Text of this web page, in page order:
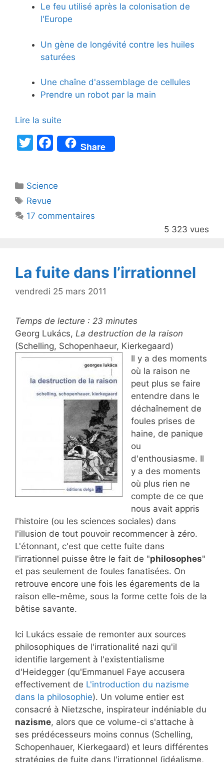
Le feu utilisé après la colonisation de
l'Europe
Un gène de longévité contre les huiles
saturées
Une chaîne d'assemblage de cellules
Prendre un robot par la main
Lire la suite
T
er
F
a
e
o
Share
Catégories
Science
Étiquettes
Revue
17 commentaires
5 323 vues
La fuite dans l’irrationnel
vendredi 25 mars 2011
Temps de lecture : 23 minutes
Georg Lukács, La destruction de la raison
(Schelling, Schopenhaeur, Kierkegaard)
Il y a des moments
où la raison ne
peut plus se faire
entendre dans le
déchaînement de
foules prises de
haine, de panique
ou
d'enthousiasme. Il
y a des moments
où plus rien ne
compte de ce que
nous avait appris
l'histoire (ou les sciences sociales) dans
l'illusion de tout pouvoir recommencer à zéro.
L'étonnant, c'est que cette fuite dans
l'irrationnel puisse être le fait de "philosophes"
et pas seulement de foules fanatisées. On
retrouve encore une fois les égarements de la
raison elle-même, sous la forme cette fois de la
bêtise savante.
Ici Lukács essaie de remonter aux sources
philosophiques de l'irrationalité nazi qu'il
identifie largement à l'existentialisme
d'Heidegger (qu'Emmanuel Faye accusera
effectivement de L'introduction du nazisme
dans la philosophie). Un volume entier est
consacré à Nietzsche, inspirateur indéniable du
nazisme, alors que ce volume-ci s'attache à
ses prédécesseurs moins connus (Schelling,
Schopenhauer, Kierkegaard) et leurs différentes
stratégies de fuite dans l'irrationnel (idéalisme,